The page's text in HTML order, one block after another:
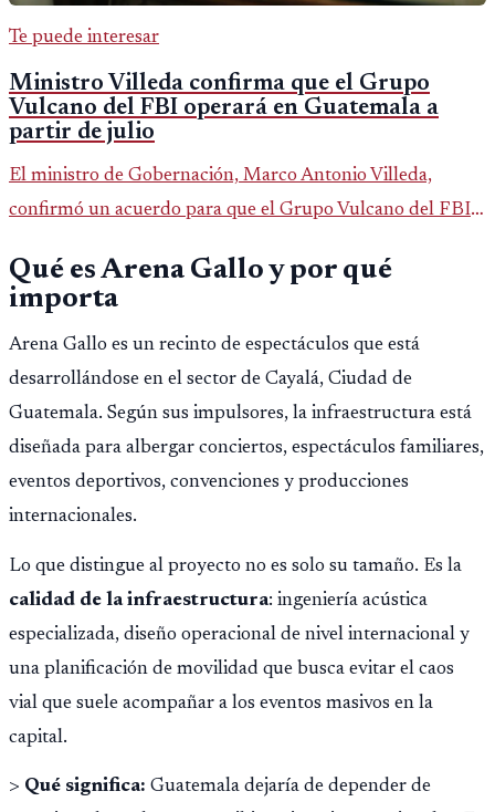
Te puede interesar
Ministro Villeda confirma que el Grupo
Vulcano del FBI operará en Guatemala a
partir de julio
El ministro de Gobernación, Marco Antonio Villeda,
confirmó un acuerdo para que el Grupo Vulcano del FBI
fallido con la administración anterior del Ministerio
Público.
Qué es Arena Gallo y por qué
importa
Arena Gallo es un recinto de espectáculos que está
desarrollándose en el sector de Cayalá, Ciudad de
Guatemala. Según sus impulsores, la infraestructura está
diseñada para albergar conciertos, espectáculos familiares,
eventos deportivos, convenciones y producciones
internacionales.
Lo que distingue al proyecto no es solo su tamaño. Es la
calidad de la infraestructura: ingeniería acústica
especializada, diseño operacional de nivel internacional y
una planificación de movilidad que busca evitar el caos
vial que suele acompañar a los eventos masivos en la
capital.
> Qué significa: Guatemala dejaría de depender de